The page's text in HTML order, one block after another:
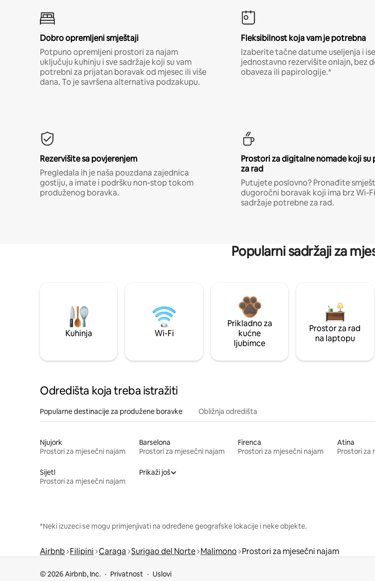
Dobro opremljeni smještaji
Potpuno opremljeni prostori za najam
uključuju kuhinju i sve sadržaje koji su vam
potrebni za prijatan boravak od mjesec ili više
dana. To je savršena alternativa podzakupu.
Fleksibilnost koja vam je potrebna
Izaberite tačne datume useljenja i
jednostavno rezervišite onlajn, bez
obaveza ili papirologije.*
Rezervišite sa povjerenjem
Pregledala ih je naša pouzdana zajednica
gostiju, a imate i podršku non-stop tokom
produženog boravka.
Prostori za digitalne nomade koji su
za rad
Putujete poslovno? Pronađite
dugoročni boravak koji ima brz Wi-
sadržaje potrebne za rad.
Popularni sadržaji za
Kuhinja Wi-Fi
Prikladno za
kućne
ljubimce
Prostor za rad
na laptopu
Odredišta koja treba istražiti
Popularne destinacije za produžene boravke Obližnja odredišta
Njujork
Prostori za mjesečni najam
Barselona
Prostori za mjesečni najam
Firenca
Prostori za mjesečni najam
Atina
Prostori za
Sijetl
Prostori za mjesečni najam
Prikaži još
*Neki izuzeci se mogu primjenjivati na određene geografske lokacije i neke objekte.
Airbnb Filipini Caraga Surigao del Norte Malimono Prostori za mjesečni najam
© 2026 Airbnb, Inc. Privatnost Uslovi